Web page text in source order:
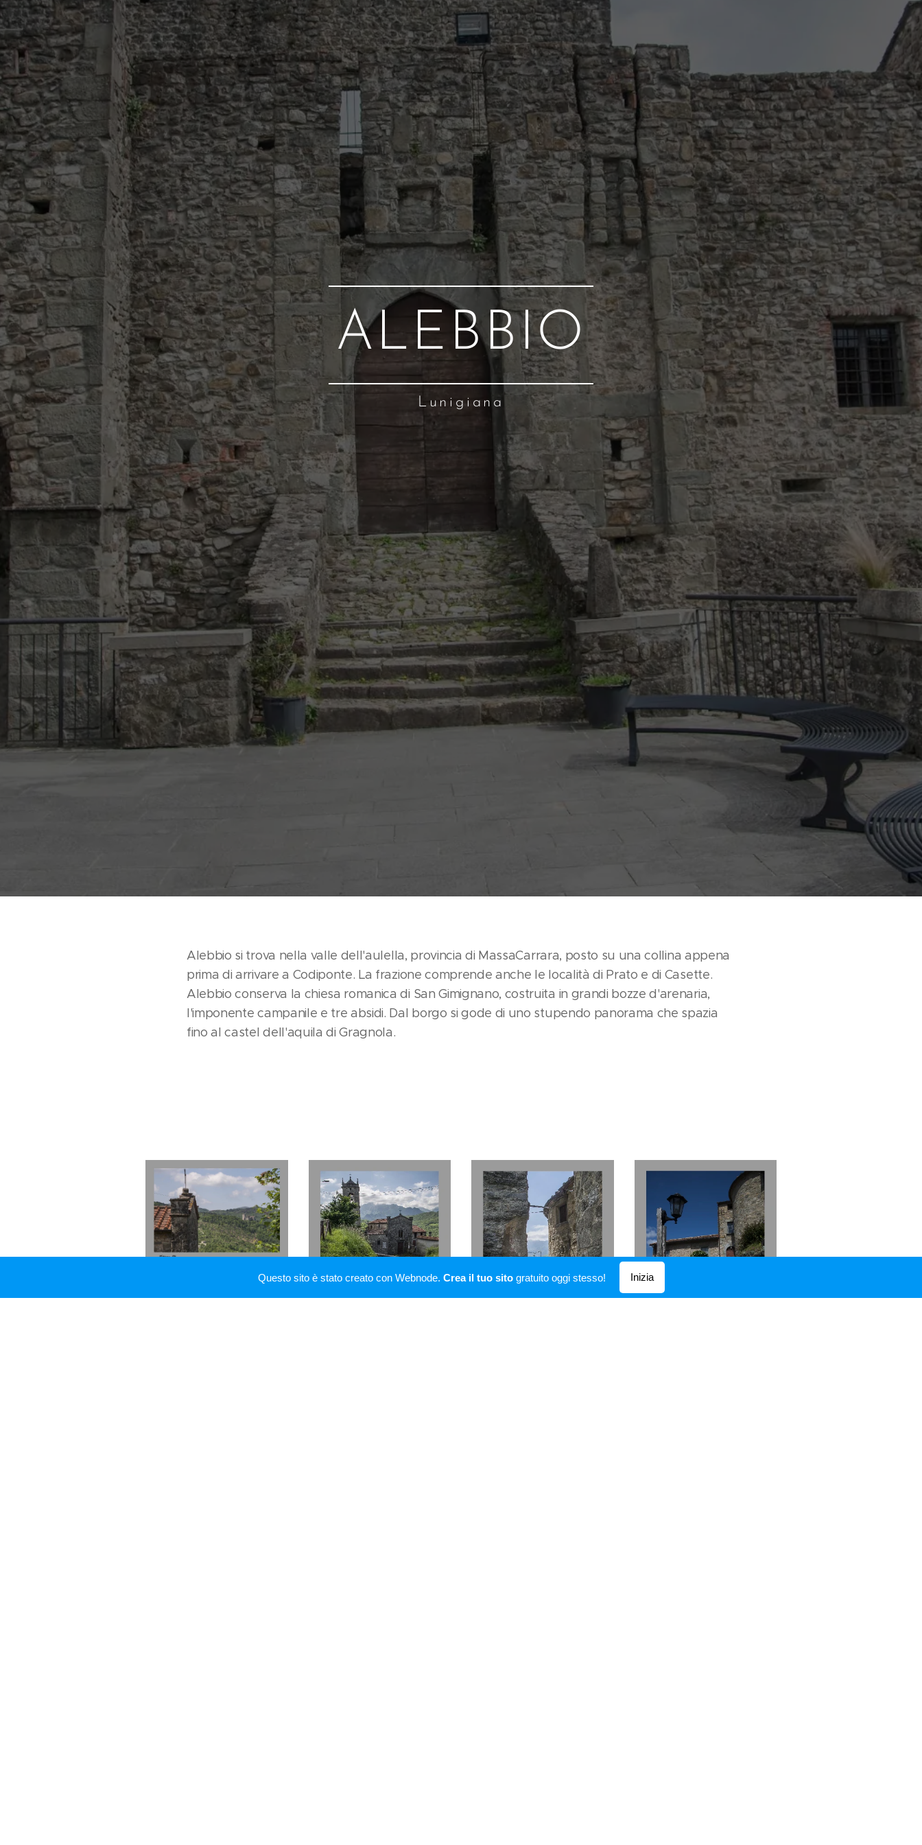
ALEBBIO
Lunigiana
Alebbio si trova nella valle dell'aulella, provincia di MassaCarrara, posto su una collina appena
prima di arrivare a Codiponte. La frazione comprende anche le località di Prato e di Casette.
Alebbio conserva la chiesa romanica di San Gimignano, costruita in grandi bozze d'arenaria,
l'imponente campanile e tre absidi. Dal borgo si gode di uno stupendo panorama che spazia
fino al castel dell'aquila di Gragnola.
Questo sito è stato creato con Webnode. Crea il tuo sitogratuito oggi stesso! Inizia